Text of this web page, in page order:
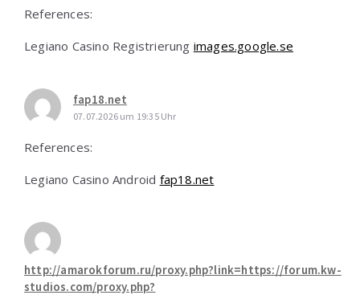
References:
Legiano Casino Registrierung images.google.se
fap18.net
07.07.2026 um 19:35 Uhr
References:
Legiano Casino Android fap18.net
http://amarokforum.ru/proxy.php?link=https://forum.kw-
studios.com/proxy.php?